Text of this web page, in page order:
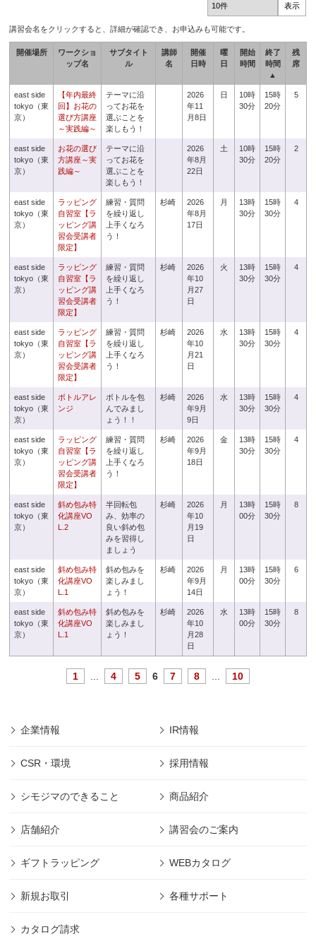
講習会名をクリックすると、詳細が確認でき、お申込みも可能です。
開催場所
ワークショ
ップ名
サブタイト
ル
講師
名
開催
日時
曜
日
開始
時間
終了
時間
▲
残
席
east side
tokyo（東
京）
【年内最終
回】お花の
選び方講座
～実践編～
テーマに沿
ってお花を
選ぶことを
楽しもう！
2026
年11
月8日
日
10時
30分
15時
20分
5
east side
tokyo（東
京）
お花の選び
方講座～実
践編～
テーマに沿
ってお花を
選ぶことを
楽しもう！
2026
年8月
22日
土
10時
30分
15時
20分
2
east side
tokyo（東
京）
ラッピング
自習室【ラ
ッピング講
習会受講者
限定】
練習・質問
を繰り返し
上手くなろ
う！
杉崎
2026
年8月
17日
月
13時
30分
15時
30分
4
east side
tokyo（東
京）
ラッピング
自習室【ラ
ッピング講
習会受講者
限定】
練習・質問
を繰り返し
上手くなろ
う！
杉崎
2026
年10
月27
日
火
13時
30分
15時
30分
4
east side
tokyo（東
京）
ラッピング
自習室【ラ
ッピング講
習会受講者
限定】
練習・質問
を繰り返し
上手くなろ
う！
杉崎
2026
年10
月21
日
水
13時
30分
15時
30分
4
east side
tokyo（東
京）
ボトルアレ
ンジ
ボトルを包
んでみまし
ょう！！
杉崎
2026
年9月
9日
水
13時
30分
15時
30分
4
east side
tokyo（東
京）
ラッピング
自習室【ラ
ッピング講
習会受講者
限定】
練習・質問
を繰り返し
上手くなろ
う！
杉崎
2026
年9月
18日
金
13時
30分
15時
30分
4
east side
tokyo（東
京）
斜め包み特
化講座VO
L.2
半回転包
み、効率の
良い斜め包
みを習得し
ましょう
杉崎
2026
年10
月19
日
月
13時
00分
15時
30分
8
east side
tokyo（東
京）
斜め包み特
化講座VO
L.1
斜め包みを
楽しみまし
ょう！
杉崎
2026
年9月
14日
月
13時
00分
15時
30分
6
east side
tokyo（東
京）
斜め包み特
化講座VO
L.1
斜め包みを
楽しみまし
ょう！
杉崎
2026
年10
月28
日
水
13時
00分
15時
30分
8
1 4 5 6 7 8 10
企業情報 IR情報
CSR・環境 採用情報
シモジマのできること 商品紹介
店舗紹介 講習会のご案内
ギフトラッピング WEBカタログ
新規お取引 各種サポート
カタログ請求